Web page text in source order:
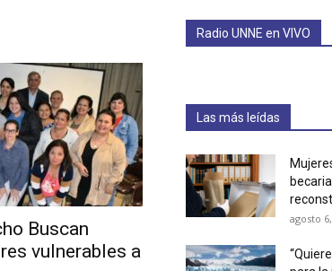
Buscan
vulnerables a
Radio UNNE en VIVO
Las más leídas
agosto